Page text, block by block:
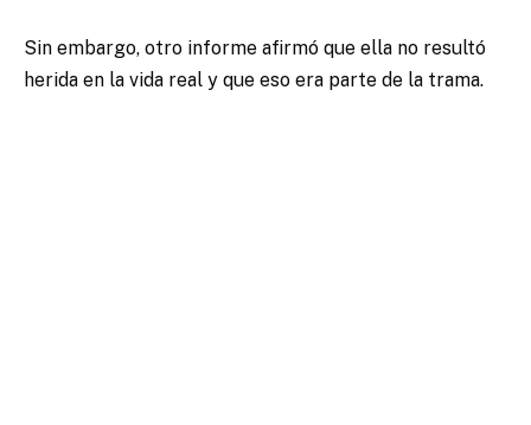
Sin embargo, otro informe afirmó que ella no resultó
herida en la vida real y que eso era parte de la trama.